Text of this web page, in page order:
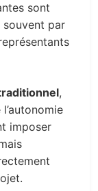
sont
souvent par
,
imposer